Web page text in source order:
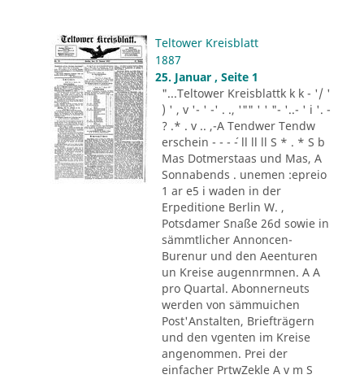
Teltower Kreisblatt
1887
25. Januar , Seite 1
"...Teltower Kreisblattk k k - '/ '
) ' , v '- ' -' . ., '"" ' ' "- '..- ' i '. -
? .* . v .. ,-A Tendwer Tendw
erschein - - - ´- ll ll ll S * . * S b
Mas Dotmerstaas und Mas, A
Sonnabends . unemen :epreio
1 ar e5 i waden in der
Erpeditione Berlin W. ,
Potsdamer Snaße 26d sowie in
sämmtlicher Annoncen-
Burenur und den Aeenturen
un Kreise augennrmnen. A A
pro Quartal. Abonnerneuts
werden von sämmuichen
Post'Anstalten, Briefträgern
und den vgenten im Kreise
angenommen. Prei der
einfacher PrtwZekle A v m S